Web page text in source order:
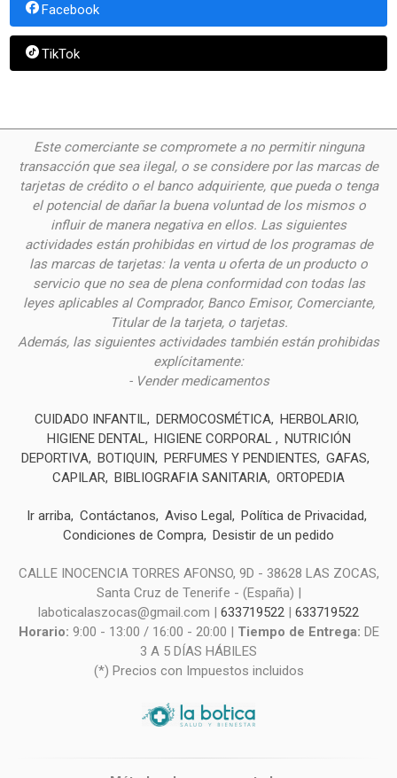
Facebook
TikTok
Este comerciante se compromete a no permitir ninguna
transacción que sea ilegal, o se considere por las marcas de
tarjetas de crédito o el banco adquiriente, que pueda o tenga
el potencial de dañar la buena voluntad de los mismos o
influir de manera negativa en ellos. Las siguientes
actividades están prohibidas en virtud de los programas de
las marcas de tarjetas: la venta u oferta de un producto o
servicio que no sea de plena conformidad con todas las
leyes aplicables al Comprador, Banco Emisor, Comerciante,
Titular de la tarjeta, o tarjetas.
Además, las siguientes actividades también están prohibidas
explícitamente:
- Vender medicamentos
CUIDADO INFANTIL DERMOCOSMÉTICA
HERBOLARIO
HIGIENE DENTAL
HIGIENE CORPORAL
NUTRICIÓN
DEPORTIVA
BOTIQUIN PERFUMES Y PENDIENTES
GAFAS
CAPILAR
BIBLIOGRAFIA SANITARIA ORTOPEDIA
Ir arriba Contáctanos Aviso Legal
Política de Privacidad
Condiciones de Compra
Desistir de un pedido
CALLE INOCENCIA TORRES AFONSO, 9D - 38628 LAS ZOCAS,
Santa Cruz de Tenerife - (España) |
laboticalaszocas@gmail.com | 633719522
633719522
Horario: 9:00 - 13:00 / 16:00 - 20:00 | Tiempo de Entrega: DE
3 A 5 DÍAS HÁBILES
(*) Precios con Impuestos incluidos